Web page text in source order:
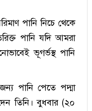
পানি নিচে থেকে
পানি যদি আমরা
ভূগর্ভস্থ পানি
পানি পেতে পদ্মা
তিনি। বুধবার (২০